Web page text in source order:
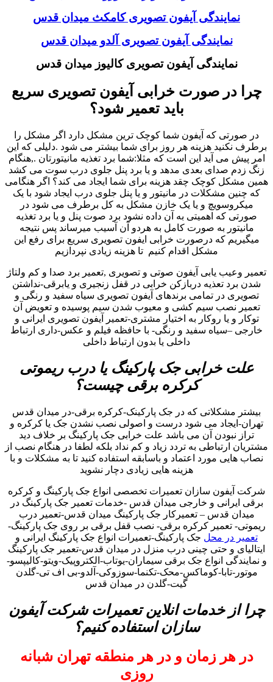
نمایندگی آیفون تصویری کامکث میدان قدس
نمایندگی آیفون تصویری آلدو میدان قدس
نمایندگی آیفون تصویری کالیوز میدان قدس
چرا در صورت خرابی آیفون تصویری سریع
باید تعمیر شود؟
در صورتی که آیفون شما کوچک ترین مشکل دارد اگر مشکل را
برطرف نکنید هزینه هر روز برای شما بیشتر می شود .دلیلی که این
امر پیش می آید این است که مثلا:شما برد تغذیه مانیتورتان .,هنگام
زنگ زدم صدای بعدی مدهد و یا برد پنل جلوی درب سوت می کشد
همین مشکل کوچک چقد هزینه برای شما ایجاد می کند؟ اگر هنگامی
که چنین مشکلات در مانیتور و یا پنل جلوی درب ایجاد شود با یک
میکروسویچ و یا یک خازن مشکل به کل برطرف می شود در
صورتی که اهمیتی به آن داده نشود برد صوت پنل و یا برد تغذیه
مانیتور به صورت کامل به هردو آن آسیب میرساند پس نتیجه
میگیریم که درصورت خرابی ایفون تصویری سریع برای رفع این
مشکل اقدام کنیم تا هزینه زیادی نپردازیم
تعمیر وعیب یابی آیفون صوتی و تصویری ,تعمیر برد صدا و کم ولتاژ
شدن برد تعذیه دربازکن خرابی در قفل زنجیری و یابرقی-نداشتن
تصویری در تمامی برندهای آیفون تصویری سیاه سفید و رنگی و
تعمیر نصب سیم کشی و معیوب شدن سیم پوسیده و تعویض آن
توکار و یا روکار به اختیار مشتری-تعمیر آیفون تصویری ایرانی و
خارجی –سیاه سفید و رنگی- با حافظه فیلم و عکس-داری ارتباط
داخلی یا بدون ارتباط داخلی
علت خرابی جک پارکینگ یا درب ریموتی
کرکره برقی چیست؟
بیشتر مشکلاتی که در جک پارکینک-کرکره برقی-در میدان قدس
تهران-ایجاد می شود درست و اصولی نصب نشدن جک یا کرکره و
تراز نبودن آن می باشد علت خرابی جک پارکینگ بر خلاف دید
مشتریان ارتباطی به تردد زیاد و کم نداد بلکه لطفا در هنگام نصب از
نصاب هایی مورد اعتماد و باسابقه استفاده کنید تا به مشکلات و با
هزینه هایی زیادی دچار نشوید
شرکت آیفون سازان تعمیرات تخصصی انواع جک پارکینگ و کرکره
برقی ایرانی و خارجی میدان قدس -خدمات تعمیر جک پارکینگ در
میدان قدس – تعمیرکار جک پارکینگ میدان قدس-تعمیر درب
ریموتی- تعمیر کرکره برقی- نصب قفل برقی بر روی جک پارکینگ-
تعمیر در محل جک پارکینگ-تعمیرات انواع جک پارکینگ ایرانی و
ایتالیای و حتی چینی درب منزل در میدان قدس-تعمیر جک پارکینگ
و نمایندگی انواع جک برقی سیماران-یوتاب-الکتروپیک-ویتو-کالیپسو-
موتور-تابا-کوماکس-محک-تکنما-سوزوکی-آلدو-بی اف تی-گلدن
گیت-گلدن در میدان قدس
چرا از خدمات انلاین تعمیرات شرکت آیفون
سازان استفاده کنیم؟
در هر زمان و در هر منطقه تهران شبانه
روزی